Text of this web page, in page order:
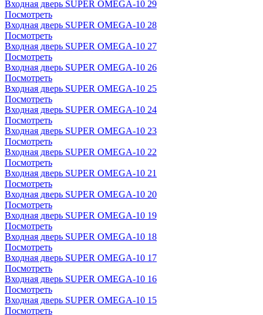
Входная дверь SUPER OMEGA-10 29
Посмотреть
Входная дверь SUPER OMEGA-10 28
Посмотреть
Входная дверь SUPER OMEGA-10 27
Посмотреть
Входная дверь SUPER OMEGA-10 26
Посмотреть
Входная дверь SUPER OMEGA-10 25
Посмотреть
Входная дверь SUPER OMEGA-10 24
Посмотреть
Входная дверь SUPER OMEGA-10 23
Посмотреть
Входная дверь SUPER OMEGA-10 22
Посмотреть
Входная дверь SUPER OMEGA-10 21
Посмотреть
Входная дверь SUPER OMEGA-10 20
Посмотреть
Входная дверь SUPER OMEGA-10 19
Посмотреть
Входная дверь SUPER OMEGA-10 18
Посмотреть
Входная дверь SUPER OMEGA-10 17
Посмотреть
Входная дверь SUPER OMEGA-10 16
Посмотреть
Входная дверь SUPER OMEGA-10 15
Посмотреть